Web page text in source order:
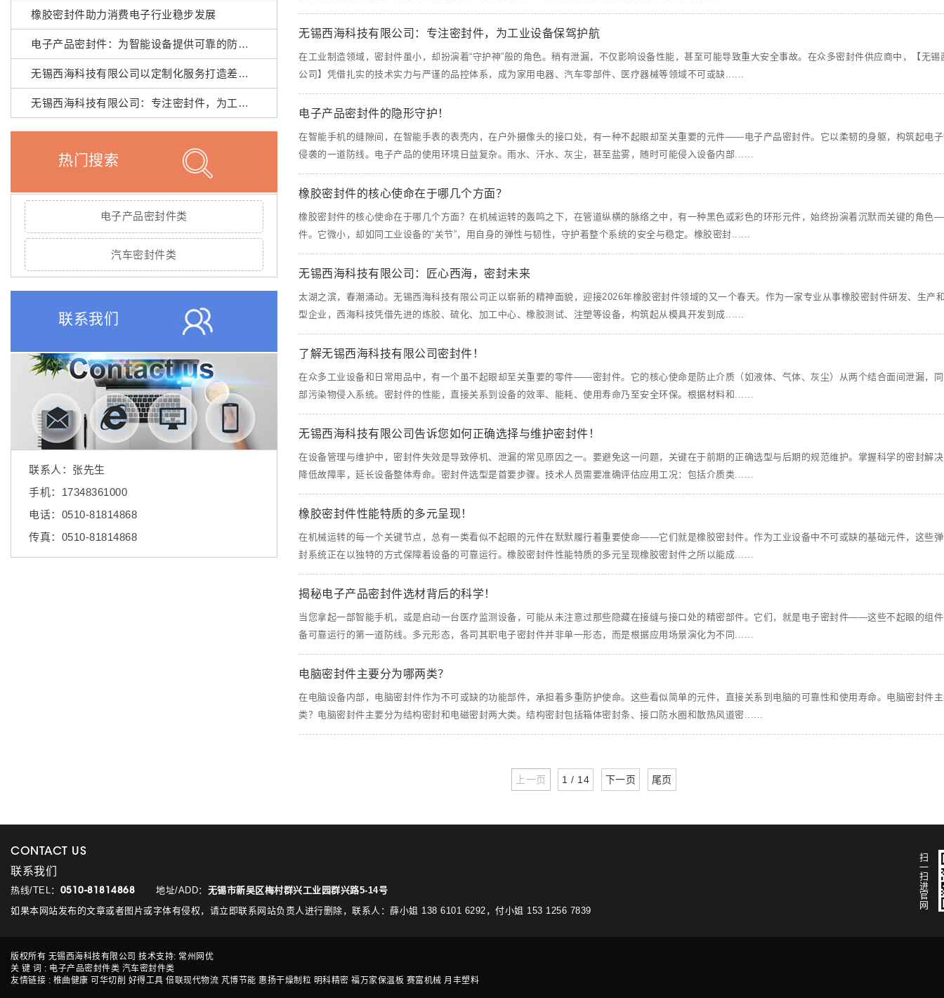
橡胶密封件助力消费电子行业稳步发展
电子产品密封件：为智能设备提供可靠的防护方案
无锡西海科技有限公司以定制化服务打造差异化优势
无锡西海科技有限公司：专注密封件，为工业设备保驾护航
热门搜索
电子产品密封件类
汽车密封件类
联系我们
联系人：张先生
手机：17348361000
电话：0510-81814868
传真：0510-81814868
无锡西海科技有限公司：专注密封件，为工业设备保驾护航
在工业制造领域，密封件虽小，却扮演着“守护神”般的角色。稍有泄漏，不仅影响设备性能，甚至可能导致重大安全事故。在众多密封件供应商中，【无锡
公司】凭借扎实的技术实力与严谨的品控体系，成为家用电器、汽车零部件、医疗器械等领域不可或缺......
电子产品密封件的隐形守护！
在智能手机的缝隙间，在智能手表的表壳内，在户外摄像头的接口处，有一种不起眼却至关重要的元件——电子产品密封件。它以柔韧的身躯，构筑起电
侵袭的一道防线。电子产品的使用环境日益复杂。雨水、汗水、灰尘，甚至盐雾，随时可能侵入设备内部......
橡胶密封件的核心使命在于哪几个方面？
橡胶密封件的核心使命在于哪几个方面？在机械运转的轰鸣之下，在管道纵横的脉络之中，有一种黑色或彩色的环形元件，始终扮演着沉默而关键的角
件。它微小，却如同工业设备的“关节”，用自身的弹性与韧性，守护着整个系统的安全与稳定。橡胶密封......
无锡西海科技有限公司：匠心西海，密封未来
太湖之滨，春潮涌动。无锡西海科技有限公司正以崭新的精神面貌，迎接2026年橡胶密封件领域的又一个春天。作为一家专业从事橡胶密封件研发、生产
型企业，西海科技凭借先进的炼胶、硫化、加工中心、橡胶测试、注塑等设备，构筑起从模具开发到成......
了解无锡西海科技有限公司密封件！
在众多工业设备和日常用品中，有一个虽不起眼却至关重要的零件——密封件。它的核心使命是防止介质（如液体、气体、灰尘）从两个结合面间泄漏，
部污染物侵入系统。密封件的性能，直接关系到设备的效率、能耗、使用寿命乃至安全环保。根据材料和......
无锡西海科技有限公司告诉您如何正确选择与维护密封件！
在设备管理与维护中，密封件失效是导致停机、泄漏的常见原因之一。要避免这一问题，关键在于前期的正确选型与后期的规范维护。掌握科学的密封解
降低故障率，延长设备整体寿命。密封件选型是首要步骤。技术人员需要准确评估应用工况：包括介质类......
橡胶密封件性能特质的多元呈现！
在机械运转的每一个关键节点，总有一类看似不起眼的元件在默默履行着重要使命——它们就是橡胶密封件。作为工业设备中不可或缺的基础元件，这些
封系统正在以独特的方式保障着设备的可靠运行。橡胶密封件性能特质的多元呈现橡胶密封件之所以能成......
揭秘电子产品密封件选材背后的科学！
当您拿起一部智能手机，或是启动一台医疗监测设备，可能从未注意过那些隐藏在接缝与接口处的精密部件。它们，就是电子密封件——这些不起眼的组
备可靠运行的第一道防线。多元形态，各司其职电子密封件并非单一形态，而是根据应用场景演化为不同......
电脑密封件主要分为哪两类？
在电脑设备内部，电脑密封件作为不可或缺的功能部件，承担着多重防护使命。这些看似简单的元件，直接关系到电脑的可靠性和使用寿命。电脑密封件
类？电脑密封件主要分为结构密封和电磁密封两大类。结构密封包括箱体密封条、接口防水圈和散热风道密......
上一页 1 / 14 下一页 尾页
CONTACT US
联系我们
热线/TEL： 0510-81814868 地址/ADD： 无锡市新吴区梅村群兴工业园群兴路5-14号
如果本网站发布的文章或者图片或字体有侵权，请立即联系网站负责人进行删除，联系人：薛小姐 138 6101 6292，付小姐 153 1256 7839
扫一扫进官网
版权所有 无锡西海科技有限公司 技术支持: 常州网优
关 键 词 : 电子产品密封件类 汽车密封件类
友情链接 : 椎曲健康 可华切削 好得工具 倍联现代物流 芃博节能 惠扬干燥制粒 明科精密 福万家保温板 赛富机械 月丰塑料